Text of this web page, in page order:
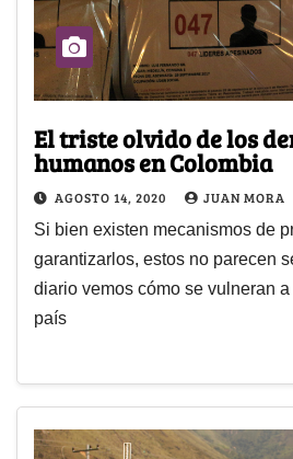
El triste olvido de los
humanos en Colombia
AGOSTO 14, 2020 JUAN MORA
Si bien existen mecanismos de
garantizarlos, estos no parecen
diario vemos cómo se vulneran
país